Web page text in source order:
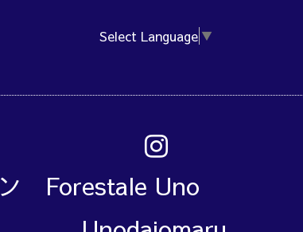
Select Language ▼
アン Forestale